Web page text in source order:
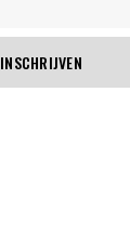
INSCHRIJVEN